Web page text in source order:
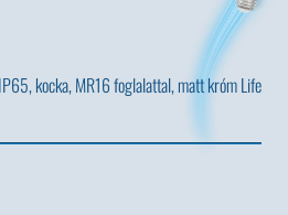
kocka, MR16 foglalattal, matt króm Life